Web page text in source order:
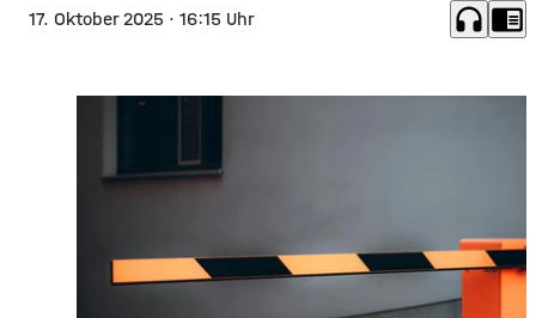
17. Oktober 2025 · 16:15 Uhr headphones chrome_reader_mode